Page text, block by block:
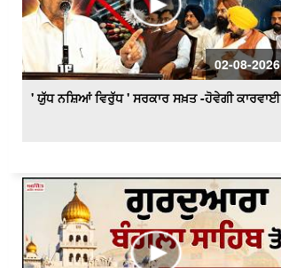
02-08-2026
' ਯੁੱਧ ਨਸ਼ਿਆਂ ਵਿਰੁੱਧ ' ਸਰਕਾਰ ਸਖ਼ਤ -ਹੋਵੇਗੀ ਕਾਰਵਾਈ